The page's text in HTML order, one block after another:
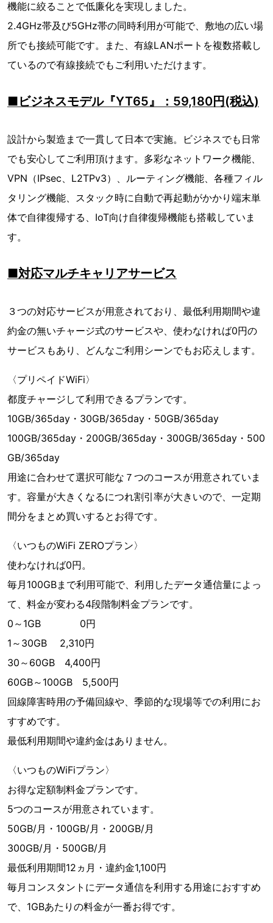
機能に絞ることで低廉化を実現しました。
2.4GHz帯及び5GHz帯の同時利用が可能で、敷地の広い場
所でも接続可能です。また、有線LANポートを複数搭載し
ているので有線接続でもご利用いただけます。
■ビジネスモデル『YT65』：59,180円(税込)
設計から製造まで一貫して日本で実施。ビジネスでも日常
でも安心してご利用頂けます。多彩なネットワーク機能、
VPN（IPsec、L2TPv3）、ルーティング機能、各種フィル
タリング機能、スタック時に自動で再起動がかかり端末単
体で自律復帰する、IoT向け自律復帰機能も搭載していま
す。
■対応マルチキャリアサービス
３つの対応サービスが用意されており、最低利用期間や違
約金の無いチャージ式のサービスや、使わなければ0円の
サービスもあり、どんなご利用シーンでもお応えします。
〈プリペイドWiFi〉
都度チャージして利用できるプランです。
10GB/365day・30GB/365day・50GB/365day
100GB/365day・200GB/365day・300GB/365day・500
GB/365day
用途に合わせて選択可能な７つのコースが用意されていま
す。容量が大きくなるにつれ割引率が大きいので、一定期
間分をまとめ買いするとお得です。
〈いつものWiFi ZEROプラン〉
使わなければ0円。
毎月100GBまで利用可能で、利用したデータ通信量によっ
て、料金が変わる4段階制料金プランです。
0～1GB 0円
1～30GB 2,310円
30～60GB 4,400円
60GB～100GB 5,500円
回線障害時用の予備回線や、季節的な現場等での利用にお
すすめです。
最低利用期間や違約金はありません。
〈いつものWiFiプラン〉
お得な定額制料金プランです。
5つのコースが用意されています。
50GB/月・100GB/月・200GB/月
300GB/月・500GB/月
最低利用期間12ヵ月・違約金1,100円
毎月コンスタントにデータ通信を利用する用途におすすめ
で、1GBあたりの料金が一番お得です。